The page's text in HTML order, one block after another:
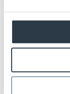
etiquetas
tecnológicos
estas